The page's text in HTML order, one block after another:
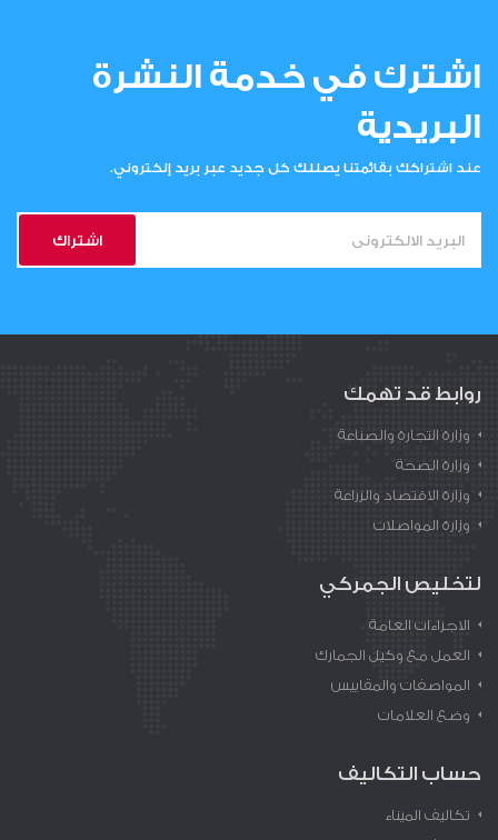
اشترك في خدمة النشرة
البريدية
عند اشتراكك بقائمتنا يصللك كل جديد عبر بريد إلكتروني.
اشتراك
روابط قد تهمك
وزارة التجارة والصناعة
وزارة الصحة
وزارة الاقتصاد والزراعة
وزارة المواصلات
لتخليص الجمركي
الاجراءات العامة
العمل مع وكيل الجمارك
المواصفات والمقاييس
وضع العلامات
حساب التكاليف
تكاليف الميناء